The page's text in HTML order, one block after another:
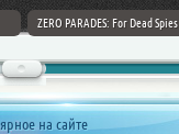
ZERO PARADES: For Dead Spies
на сайте